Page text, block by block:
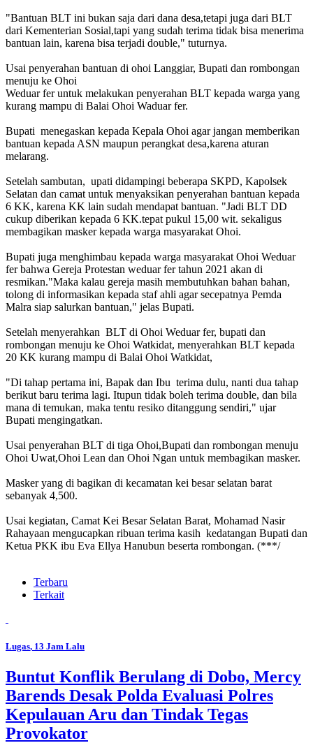
"Bantuan BLT ini bukan saja dari dana desa,tetapi juga dari BLT
dari Kementerian Sosial,tapi yang sudah terima tidak bisa menerima
bantuan lain, karena bisa terjadi double," tuturnya.
Usai penyerahan bantuan di ohoi Langgiar, Bupati dan rombongan
menuju ke Ohoi
Weduar fer untuk melakukan penyerahan BLT kepada warga yang
kurang mampu di Balai Ohoi Waduar fer.
Bupati menegaskan kepada Kepala Ohoi agar jangan memberikan
bantuan kepada ASN maupun perangkat desa,karena aturan
melarang.
Setelah sambutan, upati didampingi beberapa SKPD, Kapolsek
Selatan dan camat untuk menyaksikan penyerahan bantuan kepada
6 KK, karena KK lain sudah mendapat bantuan. "Jadi BLT DD
cukup diberikan kepada 6 KK.tepat pukul 15,00 wit. sekaligus
membagikan masker kepada warga masyarakat Ohoi.
Bupati juga menghimbau kepada warga masyarakat Ohoi Weduar
fer bahwa Gereja Protestan weduar fer tahun 2021 akan di
resmikan."Maka kalau gereja masih membutuhkan bahan bahan,
tolong di informasikan kepada staf ahli agar secepatnya Pemda
Malra siap salurkan bantuan," jelas Bupati.
Setelah menyerahkan BLT di Ohoi Weduar fer, bupati dan
rombongan menuju ke Ohoi Watkidat, menyerahkan BLT kepada
20 KK kurang mampu di Balai Ohoi Watkidat,
"Di tahap pertama ini, Bapak dan Ibu terima dulu, nanti dua tahap
berikut baru terima lagi. Itupun tidak boleh terima double, dan bila
mana di temukan, maka tentu resiko ditanggung sendiri," ujar
Bupati mengingatkan.
Usai penyerahan BLT di tiga Ohoi,Bupati dan rombongan menuju
Ohoi Uwat,Ohoi Lean dan Ohoi Ngan untuk membagikan masker.
Masker yang di bagikan di kecamatan kei besar selatan barat
sebanyak 4,500.
Usai kegiatan, Camat Kei Besar Selatan Barat, Mohamad Nasir
Rahayaan mengucapkan ribuan terima kasih kedatangan Bupati dan
Ketua PKK ibu Eva Ellya Hanubun beserta rombongan. (***/
Terbaru
Terkait
Lugas, 13 Jam Lalu
Buntut Konflik Berulang di Dobo, Mercy
Barends Desak Polda Evaluasi Polres
Kepulauan Aru dan Tindak Tegas
Provokator